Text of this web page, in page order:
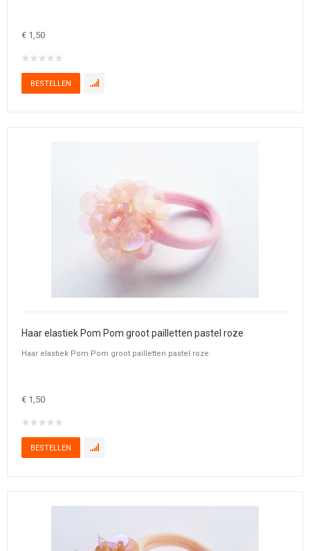
€ 1,50
Haar elastiek Pom Pom groot pailletten pastel roze
Haar elastiek Pom Pom groot pailletten pastel roze.
€ 1,50